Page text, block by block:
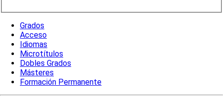
Grados
Acceso
Idiomas
Microtítulos
Dobles Grados
Másteres
Formación Permanente